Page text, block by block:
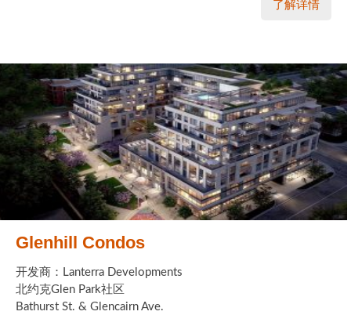
了解详情
Glenhill Condos
开发商：Lanterra Developments
北约克Glen Park社区
Bathurst St. & Glencairn Ave.